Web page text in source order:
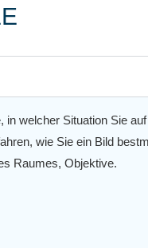
welcher Situation Sie
wie Sie ein Bild
Raumes, Objektive.